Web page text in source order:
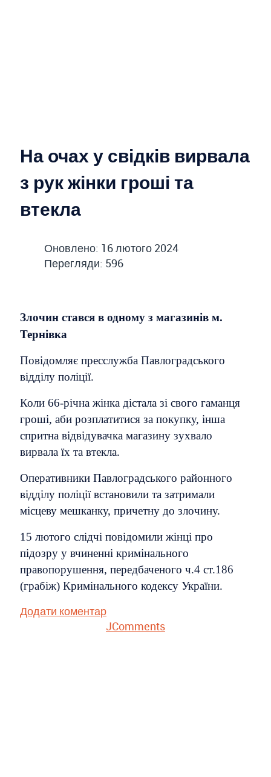
На очах у свідків вирвала
з рук жінки гроші та
втекла
Оновлено: 16 лютого 2024
Перегляди: 596
Злочин стався в одному з магазинів м.
Тернівка
Повідомляє пресслужба Павлоградського
відділу поліції.
Коли 66-річна жінка дістала зі свого гаманця
гроші, аби розплатитися за покупку, інша
спритна відвідувачка магазину зухвало
вирвала їх та втекла.
Оперативники Павлоградського районного
відділу поліції встановили та затримали
місцеву мешканку, причетну до злочину.
15 лютого слідчі повідомили жінці про
підозру у вчиненні кримінального
правопорушення, передбаченого ч.4 ст.186
(грабіж) Кримінального кодексу України.
Додати коментар
JComments